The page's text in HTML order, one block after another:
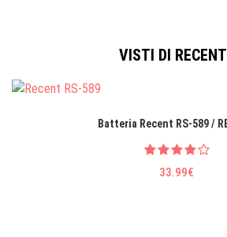
VISTI DI
Batteria Recent RS-589 /
33.99€